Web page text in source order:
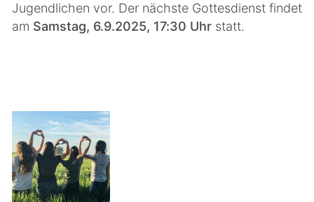
Jugendlichen vor. Der nächste Gottesdienst findet
am Samstag, 6.9.2025, 17:30 Uhr statt.